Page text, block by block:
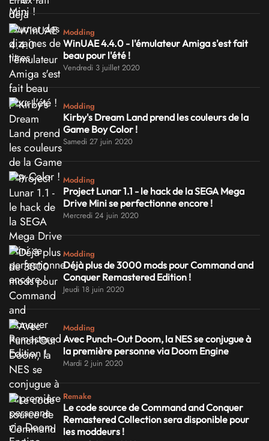
Modding
WinUAE 4.4.0 - l'émulateur Amiga s'est fait
beau pour l'été !
Vendredi 3 juillet 2020
Modding
Kirby's Dream Land prend les couleurs de la
Game Boy Color !
Samedi 27 juin 2020
Modding
Project Lunar 1.1 - le hack de la SEGA Mega
Drive Mini se perfectionne encore !
Mercredi 24 juin 2020
Modding
Déjà plus de 3000 mods pour Command and
Conquer Remastered Edition !
Jeudi 18 juin 2020
Modding
Avec Punch-Out Doom, la NES se conjugue à
la première personne via Doom Engine
Mardi 2 juin 2020
Remake
Le code source de Command and Conquer
Remastered Collection sera disponible pour
les moddeurs !